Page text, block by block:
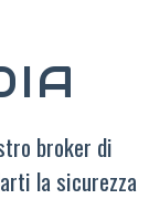
broker di
la sicurezza